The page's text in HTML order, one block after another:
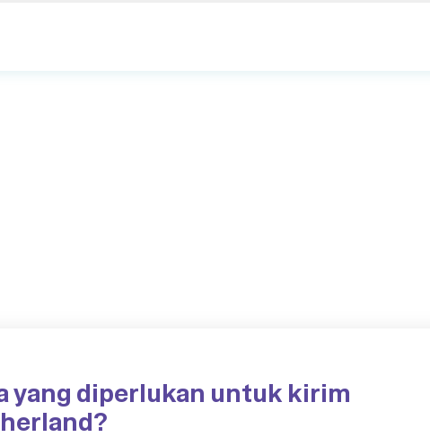
yang diperlukan untuk kirim